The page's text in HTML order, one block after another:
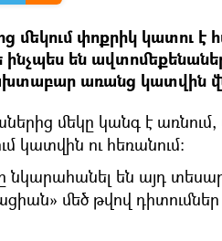
մեկում փոքրիկ կատու է
ինչպես են
առանց կատվին
մեկը կանգ է առնում,
կատվին ու հեռանում։
են այդ
մեծ թվով դիտումներ